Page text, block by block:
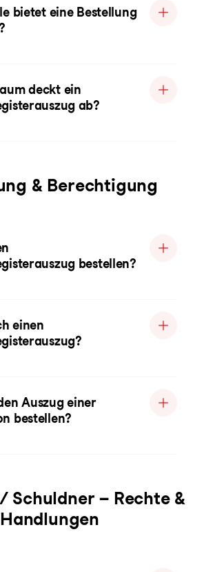
bietet eine Bestellung
deckt ein
ab?
& Berechtigung
bestellen?
einen
Auszug einer
bestellen?
Schuldner – Rechte &
Handlungen